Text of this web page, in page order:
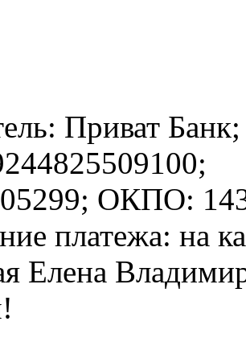
Приват Банк;
ОКПО:
платежа: на
Елена